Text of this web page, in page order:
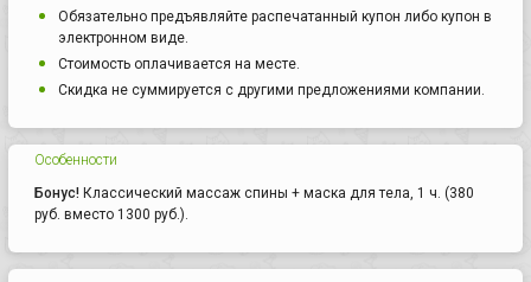
Обязательно предъявляйте распечатанный купон либо купон в
электронном виде.
Стоимость оплачивается на месте.
Скидка не суммируется с другими предложениями компании.
Особенности
Бонус! Классический массаж спины + маска для тела, 1 ч. (380
руб. вместо 1300 руб.).